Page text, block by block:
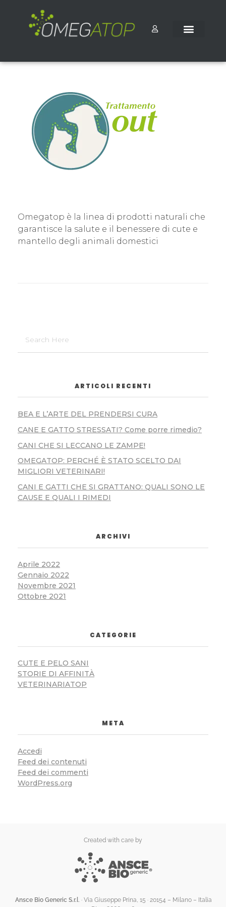
Omegatop è la linea di prodotti naturali che
garantisce la salute e il benessere di cute e
mantello degli animali domestici
ARTICOLI RECENTI
BEA E L’ARTE DEL PRENDERSI CURA
CANE E GATTO STRESSATI? Come porre rimedio?
CANI CHE SI LECCANO LE ZAMPE!
OMEGATOP: PERCHÉ È STATO SCELTO DAI
MIGLIORI VETERINARI!
CANI E GATTI CHE SI GRATTANO: QUALI SONO LE
CAUSE E QUALI I RIMEDI
ARCHIVI
Aprile 2022
Gennaio 2022
Novembre 2021
Ottobre 2021
CATEGORIE
CUTE E PELO SANI
STORIE DI AFFINITÀ
VETERINARIATOP
META
Accedi
Feed dei contenuti
Feed dei commenti
WordPress.org
Created with care by
Ansce Bio Generic S.r.l. · Via Giuseppe Prina, 15 · 20154 – Milano – Italia